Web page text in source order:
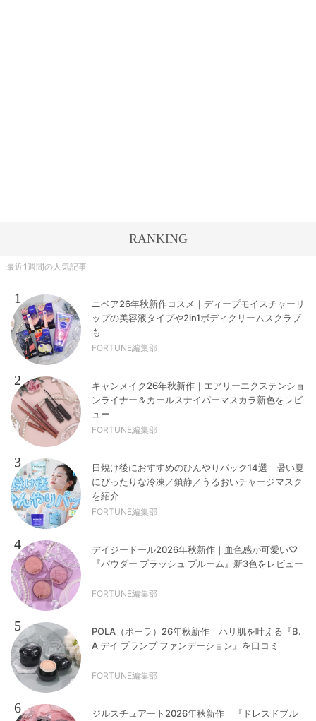
RANKING
最近1週間の人気記事
1
ニベア26年秋新作コスメ｜ディープモイスチャーリ
ップの美容液タイプや2in1ボディクリームスクラブ
も
FORTUNE編集部
2
キャンメイク26年秋新作｜エアリーエクステンショ
ンライナー＆カールスナイパーマスカラ新色をレビ
ュー
FORTUNE編集部
3
日焼け後におすすめのひんやりパック14選｜暑い夏
にぴったりな冷凍／鎮静／うるおいチャージマスク
を紹介
FORTUNE編集部
4
デイジードール2026年秋新作｜血色感が可愛い♡
『パウダー ブラッシュ ブルーム』新3色をレビュー
FORTUNE編集部
5
POLA（ポーラ）26年秋新作｜ハリ肌を叶える『B.
A デイ プランプ ファンデーション』を口コミ
FORTUNE編集部
6
ジルスチュアート2026年秋新作｜『ドレスドブル